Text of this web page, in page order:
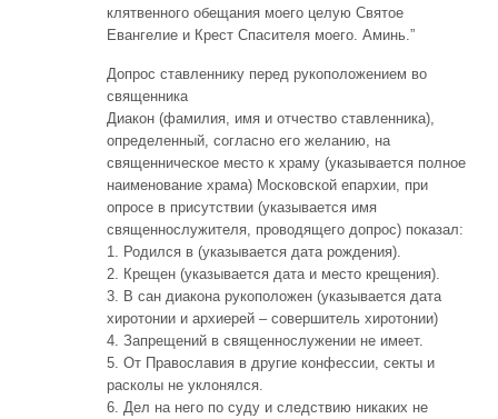
клятвенного обещания моего целую Святое
Евангелие и Крест Спасителя моего. Аминь.”
Допрос ставленнику перед рукоположением во
священника
Диакон (фамилия, имя и отчество ставленника),
определенный, согласно его желанию, на
священническое место к храму (указывается полное
наименование храма) Московской епархии, при
опросе в присутствии (указывается имя
священнослужителя, проводящего допрос) показал:
1. Родился в (указывается дата рождения).
2. Крещен (указывается дата и место крещения).
3. В сан диакона рукоположен (указывается дата
хиротонии и архиерей – совершитель хиротонии)
4. Запрещений в священнослужении не имеет.
5. От Православия в другие конфессии, секты и
расколы не уклонялся.
6. Дел на него по суду и следствию никаких не